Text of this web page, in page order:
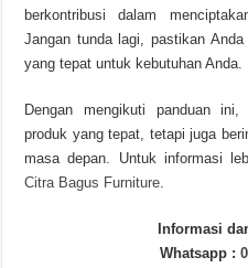
berkontribusi dalam
Jangan tunda lagi, pastikan
yang tepat untuk kebutuhan Anda.
Dengan mengikuti panduan
produk yang tepat, tetapi juga
masa depan. Untuk informasi
Citra Bagus Furniture.
Informasi
Whatsapp :